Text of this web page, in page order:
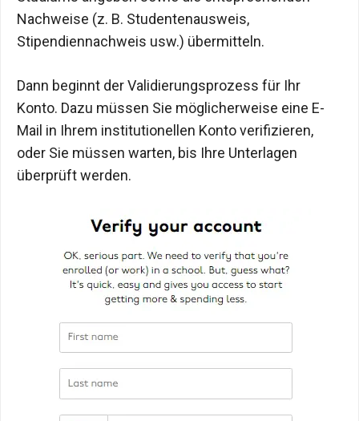
Nachweise (z. B. Studentenausweis,
Stipendiennachweis usw.) übermitteln.
Dann beginnt der Validierungsprozess für Ihr
Konto. Dazu müssen Sie möglicherweise eine E-
Mail in Ihrem institutionellen Konto verifizieren,
oder Sie müssen warten, bis Ihre Unterlagen
überprüft werden.